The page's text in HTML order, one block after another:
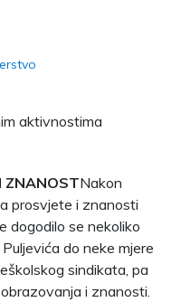
aktivnostima
ZNANOSTNakon
prosvjete i znanosti
dogodilo se nekoliko
do neke mjere
sindikata, pa
i znanosti.